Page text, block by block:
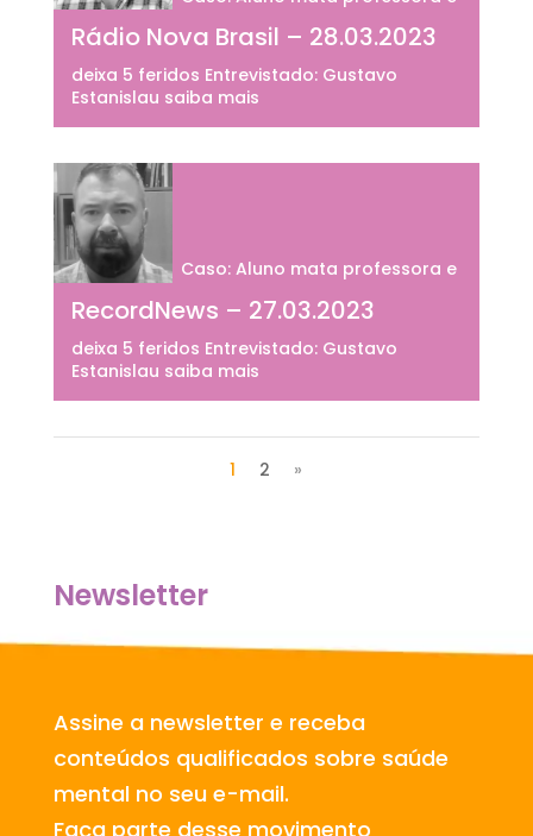
Rádio Nova Brasil – 28.03.2023
deixa 5 feridos Entrevistado: Gustavo
Estanislau saiba mais
RecordNews – 27.03.2023
Caso: Aluno mata professora e
deixa 5 feridos Entrevistado: Gustavo
Estanislau saiba mais
1 2 »
Newsletter
Assine a newsletter e receba
conteúdos qualificados sobre saúde
mental no seu e-mail.
Faça parte desse movimento